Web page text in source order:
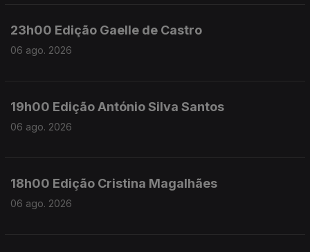
23h00 Edição Gaelle de Castro
06 ago. 2026
19h00 Edição António Silva Santos
06 ago. 2026
18h00 Edição Cristina Magalhães
06 ago. 2026